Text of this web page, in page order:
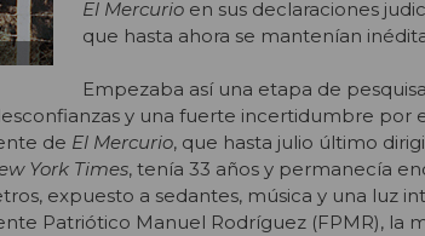
El Mercurio en sus declaraciones
que hasta ahora se mantenían
Empezaba así una etapa de
y una fuerte incertidumbre por
de El Mercurio, que hasta julio último
York Times, tenía 33 años y permanecía
expuesto a sedantes, música y una luz
Patriótico Manuel Rodríguez (FPMR), la